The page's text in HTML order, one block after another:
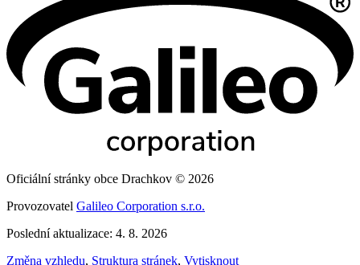
Oficiální stránky obce Drachkov © 2026
Provozovatel Galileo Corporation s.r.o.
Poslední aktualizace: 4. 8. 2026
Změna vzhledu, Struktura stránek, Vytisknout